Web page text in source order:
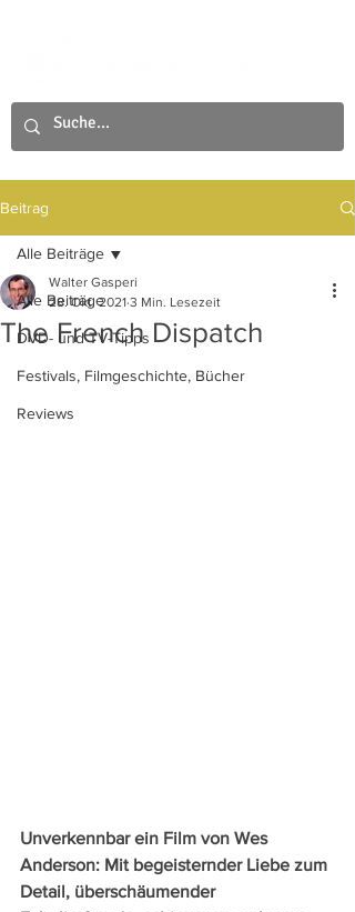
Beitrag
Alle Beiträge
DVD- und TV-Tipps
Festivals, Filmgeschichte, Bücher
Reviews
Alle Beiträge
The French Dispatch
Walter Gasperi
28. Okt. 2021 3 Min. Lesezeit
Unverkennbar ein Film von Wes
Anderson: Mit begeisternder Liebe zum
Detail, überschäumender